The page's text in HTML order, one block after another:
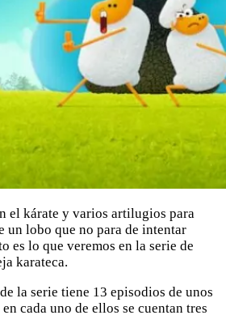
el kárate y varios artilugios para
un lobo que no para de intentar
es lo que veremos en la serie de
karateca.
la serie tiene 13 episodios de unos
cada uno de ellos se cuentan tres